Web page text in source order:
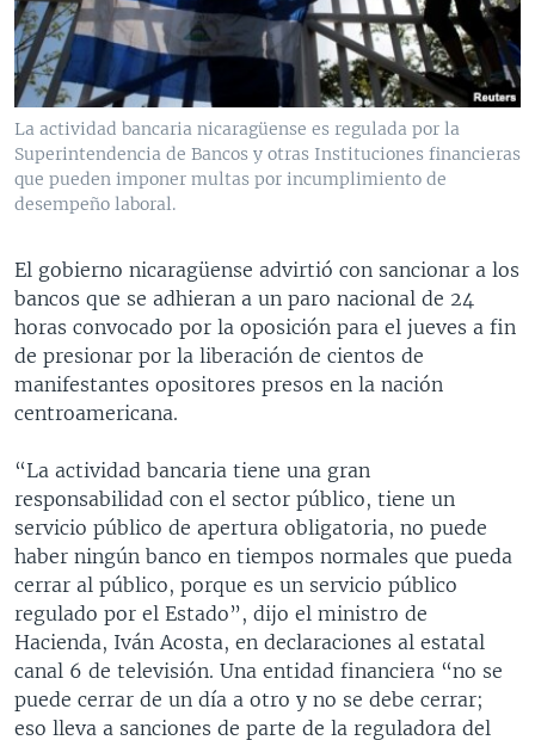
VENEZUELA
BRASIL
NICARAGUA
ECONOMÍA
ENTRETENIMIENTO Y CULTURA
TECNOLOGÍA
DEPORTES
CIENCIA Y SALUD
MULTIMEDIA
VIDEOS
FOTOGRAFÍA
AUDIOS
PROGRAMAS TV
EL MUNDO AL DÍA
FORO INTERAMERICANO
VISIÓN 360
PANORAMA
RADIO
AVANCE INFORMATIVO
AUDIONOTICIAS
ESTADOS UNIDOS AL DÍA
EL MUNDO AL DÍA [RADIO]
FORO [RADIO]
DEPORTIVO INTERNACIONAL
ENTRETENIMIENTO
DIRECT
DOCUMENTALES DE LA VOA
SÍGANOS
La actividad bancaria nicaragüense es regulada por la
Superintendencia de Bancos y otras Instituciones financieras
que pueden imponer multas por incumplimiento de
desempeño laboral.
El gobierno nicaragüense advirtió con sancionar a los
bancos que se adhieran a un paro nacional de 24
horas convocado por la oposición para el jueves a fin
de presionar por la liberación de cientos de
manifestantes opositores presos en la nación
centroamericana.
“La actividad bancaria tiene una gran
responsabilidad con el sector público, tiene un
servicio público de apertura obligatoria, no puede
haber ningún banco en tiempos normales que pueda
cerrar al público, porque es un servicio público
regulado por el Estado”, dijo el ministro de
Hacienda, Iván Acosta, en declaraciones al estatal
canal 6 de televisión. Una entidad financiera “no se
puede cerrar de un día a otro y no se debe cerrar;
eso lleva a sanciones de parte de la reguladora del